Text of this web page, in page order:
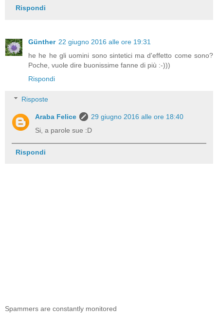
Rispondi
Günther 22 giugno 2016 alle ore 19:31
he he he gli uomini sono sintetici ma d'effetto come sono?
Poche, vuole dire buonissime fanne di più :-)))
Rispondi
Risposte
Araba Felice
29 giugno 2016 alle ore 18:40
Si, a parole sue :D
Rispondi
Spammers are constantly monitored